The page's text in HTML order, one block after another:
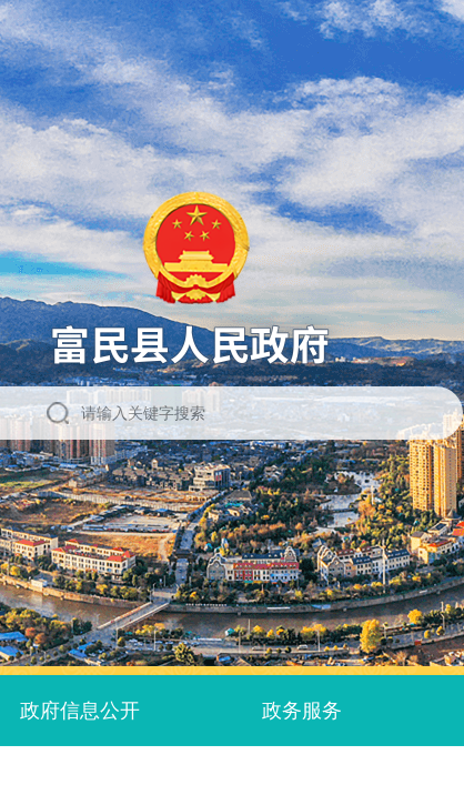
政府信息公开 政务服务